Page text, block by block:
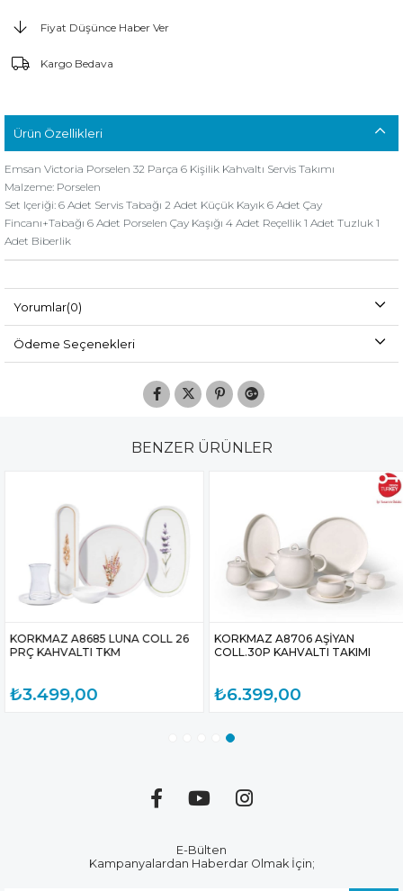
Fiyat Düşünce Haber Ver
Kargo Bedava
Ürün Özellikleri
Emsan Victoria Porselen 32 Parça 6 Kişilik Kahvaltı Servis Takımı
Malzeme: Porselen
Set Içeriği: 6 Adet Servis Tabağı 2 Adet Küçük Kayık 6 Adet Çay
Fincanı+Tabağı 6 Adet Porselen Çay Kaşığı 4 Adet Reçellik 1 Adet Tuzluk 1
Adet Biberlik
Yorumlar(0)
Ödeme Seçenekleri
BENZER ÜRÜNLER
KORKMAZ A8685 LUNA COLL 26
PRÇ KAHVALTI TKM
₺3.499,00
KORKMAZ A8706 AŞİYAN
COLL.30P KAHVALTI TAKIMI
₺6.399,00
E-Bülten
Kampanyalardan Haberdar Olmak İçin;